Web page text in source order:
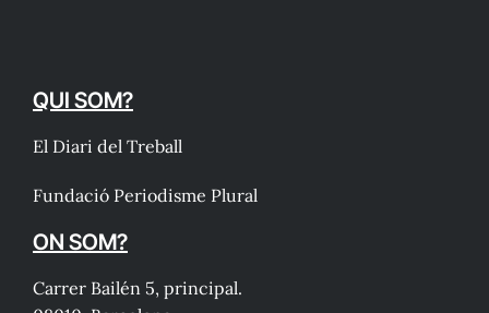
QUI SOM?
El Diari del Treball
Fundació Periodisme Plural
ON SOM?
Carrer Bailén 5, principal.